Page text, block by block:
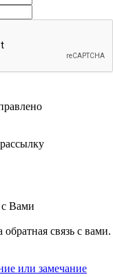
Вами
связь с вами.
или замечание